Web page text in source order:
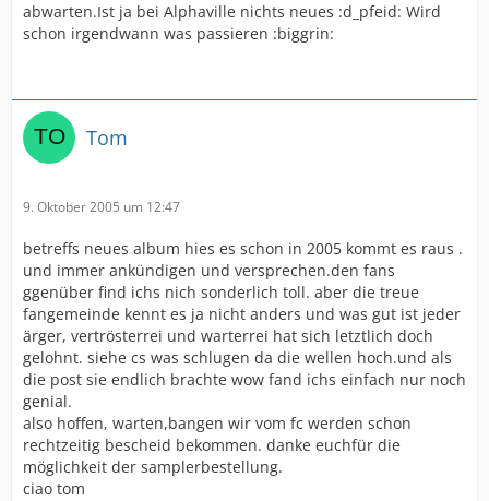
abwarten.Ist ja bei Alphaville nichts neues :d_pfeid: Wird
schon irgendwann was passieren :biggrin:
Tom
9. Oktober 2005 um 12:47
betreffs neues album hies es schon in 2005 kommt es raus .
und immer ankündigen und versprechen.den fans
ggenüber find ichs nich sonderlich toll. aber die treue
fangemeinde kennt es ja nicht anders und was gut ist jeder
ärger, vertrösterrei und warterrei hat sich letztlich doch
gelohnt. siehe cs was schlugen da die wellen hoch.und als
die post sie endlich brachte wow fand ichs einfach nur noch
genial.
also hoffen, warten,bangen wir vom fc werden schon
rechtzeitig bescheid bekommen. danke euchfür die
möglichkeit der samplerbestellung.
ciao tom